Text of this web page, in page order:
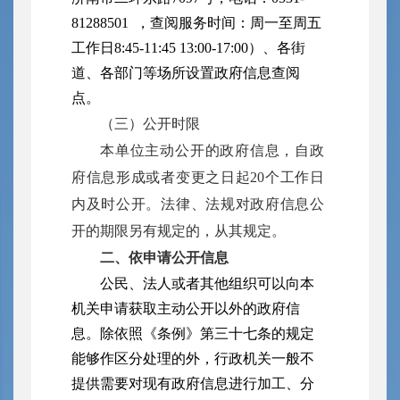
81288501 ，查阅服务时间：周一至周五
工作日8:45-11:45 13:00-17:00）、各街
道、各部门等场所设置政府信息查阅
点。
（三）公开时限
本单位主动公开的政府信息，自政
府信息形成或者变更之日起20个工作日
内及时公开。法律、法规对政府信息公
开的期限另有规定的，从其规定。
二、依申请公开信息
公民、法人或者其他组织可以向本
机关申请获取主动公开以外的政府信
息。除依照《条例》第三十七条的规定
能够作区分处理的外，行政机关一般不
提供需要对现有政府信息进行加工、分